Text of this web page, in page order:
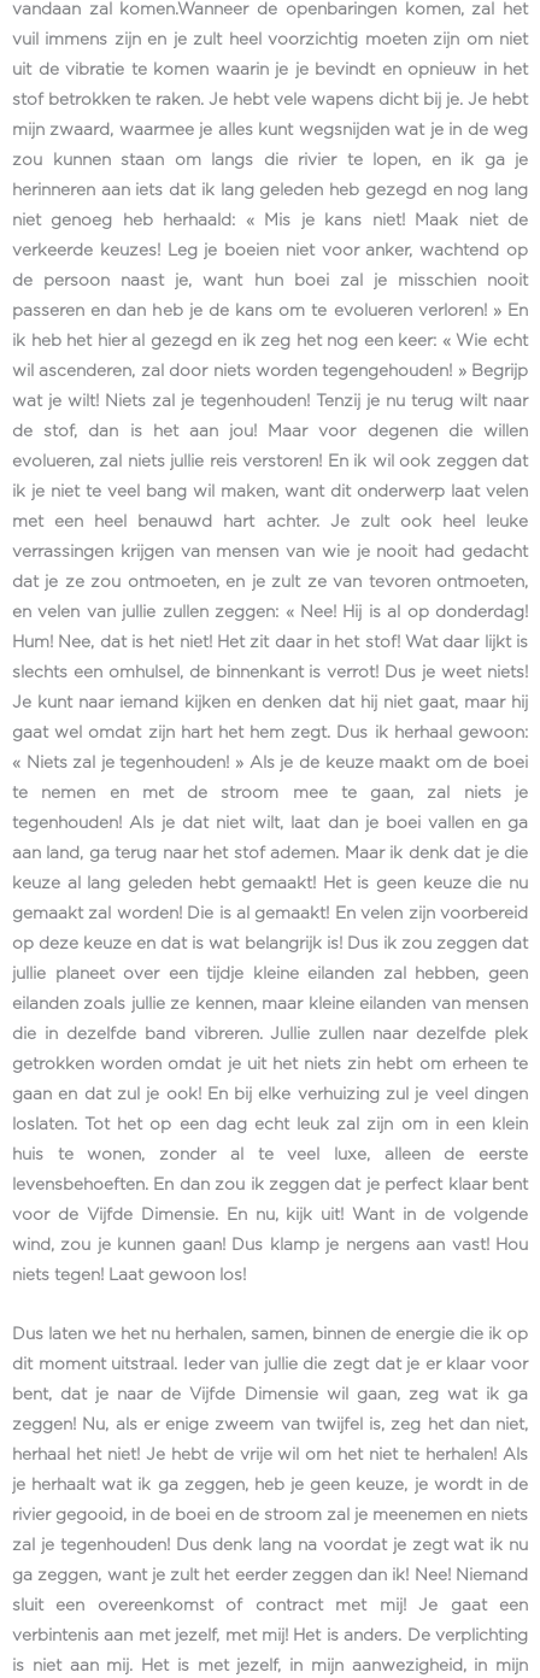
vandaan zal komen.Wanneer de openbaringen komen, zal het
vuil immens zijn en je zult heel voorzichtig moeten zijn om niet
uit de vibratie te komen waarin je je bevindt en opnieuw in het
stof betrokken te raken. Je hebt vele wapens dicht bij je. Je hebt
mijn zwaard, waarmee je alles kunt wegsnijden wat je in de weg
zou kunnen staan om langs die rivier te lopen, en ik ga je
herinneren aan iets dat ik lang geleden heb gezegd en nog lang
niet genoeg heb herhaald: « Mis je kans niet! Maak niet de
verkeerde keuzes! Leg je boeien niet voor anker, wachtend op
de persoon naast je, want hun boei zal je misschien nooit
passeren en dan heb je de kans om te evolueren verloren! » En
ik heb het hier al gezegd en ik zeg het nog een keer: « Wie echt
wil ascenderen, zal door niets worden tegengehouden! » Begrijp
wat je wilt! Niets zal je tegenhouden! Tenzij je nu terug wilt naar
de stof, dan is het aan jou! Maar voor degenen die willen
evolueren, zal niets jullie reis verstoren! En ik wil ook zeggen dat
ik je niet te veel bang wil maken, want dit onderwerp laat velen
met een heel benauwd hart achter. Je zult ook heel leuke
verrassingen krijgen van mensen van wie je nooit had gedacht
dat je ze zou ontmoeten, en je zult ze van tevoren ontmoeten,
en velen van jullie zullen zeggen: « Nee! Hij is al op donderdag!
Hum! Nee, dat is het niet! Het zit daar in het stof! Wat daar lijkt is
slechts een omhulsel, de binnenkant is verrot! Dus je weet niets!
Je kunt naar iemand kijken en denken dat hij niet gaat, maar hij
gaat wel omdat zijn hart het hem zegt. Dus ik herhaal gewoon:
« Niets zal je tegenhouden! » Als je de keuze maakt om de boei
te nemen en met de stroom mee te gaan, zal niets je
tegenhouden! Als je dat niet wilt, laat dan je boei vallen en ga
aan land, ga terug naar het stof ademen. Maar ik denk dat je die
keuze al lang geleden hebt gemaakt! Het is geen keuze die nu
gemaakt zal worden! Die is al gemaakt! En velen zijn voorbereid
op deze keuze en dat is wat belangrijk is! Dus ik zou zeggen dat
jullie planeet over een tijdje kleine eilanden zal hebben, geen
eilanden zoals jullie ze kennen, maar kleine eilanden van mensen
die in dezelfde band vibreren. Jullie zullen naar dezelfde plek
getrokken worden omdat je uit het niets zin hebt om erheen te
gaan en dat zul je ook! En bij elke verhuizing zul je veel dingen
loslaten. Tot het op een dag echt leuk zal zijn om in een klein
huis te wonen, zonder al te veel luxe, alleen de eerste
levensbehoeften. En dan zou ik zeggen dat je perfect klaar bent
voor de Vijfde Dimensie. En nu, kijk uit! Want in de volgende
wind, zou je kunnen gaan! Dus klamp je nergens aan vast! Hou
niets tegen! Laat gewoon los!
Dus laten we het nu herhalen, samen, binnen de energie die ik op
dit moment uitstraal. Ieder van jullie die zegt dat je er klaar voor
bent, dat je naar de Vijfde Dimensie wil gaan, zeg wat ik ga
zeggen! Nu, als er enige zweem van twijfel is, zeg het dan niet,
herhaal het niet! Je hebt de vrije wil om het niet te herhalen! Als
je herhaalt wat ik ga zeggen, heb je geen keuze, je wordt in de
rivier gegooid, in de boei en de stroom zal je meenemen en niets
zal je tegenhouden! Dus denk lang na voordat je zegt wat ik nu
ga zeggen, want je zult het eerder zeggen dan ik! Nee! Niemand
sluit een overeenkomst of contract met mij! Je gaat een
verbintenis aan met jezelf, met mij! Het is anders. De verplichting
is niet aan mij. Het is met jezelf, in mijn aanwezigheid, in mijn